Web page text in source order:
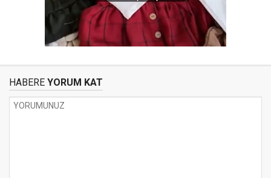
HABERE YORUM KAT